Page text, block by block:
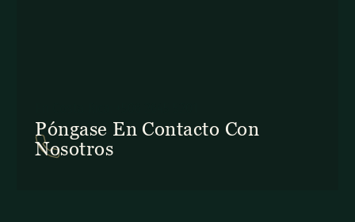
Póngase En Contacto Con
Nosotros